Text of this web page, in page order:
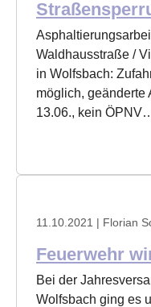
Waldhausstraße /
in Wolfsbach:
möglich, geänderte
13.06., kein
11.10.2021 | Florian
Feuerwehr
Bei der
Wolfsbach ging es